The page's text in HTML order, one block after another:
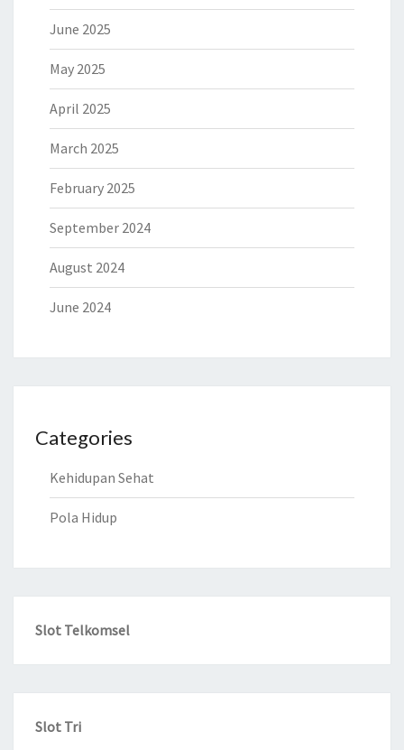
June 2025
May 2025
April 2025
March 2025
February 2025
September 2024
August 2024
June 2024
Categories
Kehidupan Sehat
Pola Hidup
Slot Telkomsel
Slot Tri